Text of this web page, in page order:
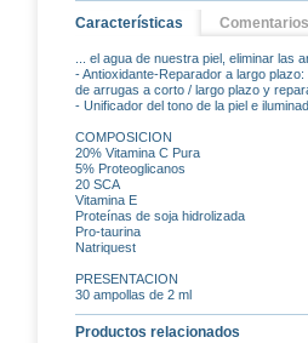
Características Comentarios
... el agua de nuestra piel, eliminar las
- Antioxidante-Reparador a largo
de arrugas a corto / largo plazo y
- Unificador del tono de la piel e
COMPOSICION
20% Vitamina C Pura
5% Proteoglicanos
20 SCA
Vitamina E
Proteínas de soja hidrolizada
Pro-taurina
Natriquest
PRESENTACION
30 ampollas de 2 ml
Productos relacionados